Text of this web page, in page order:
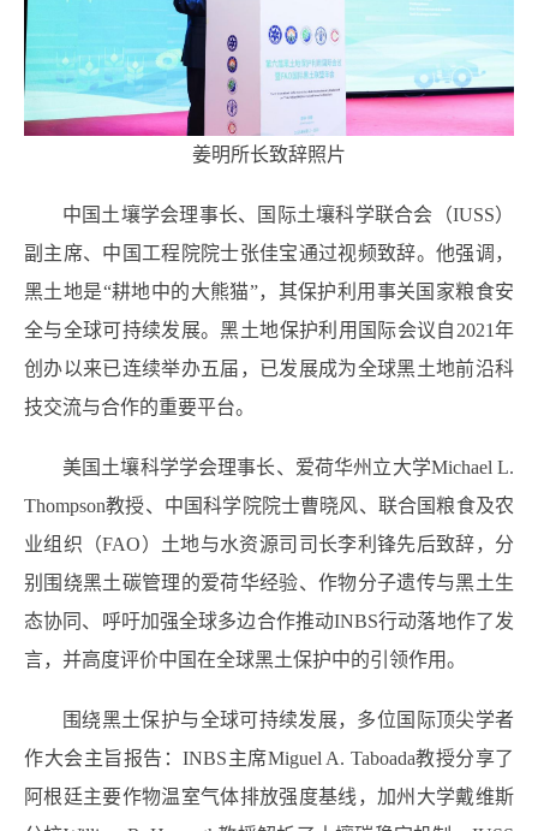
姜明所长致辞照片
中国土壤学会理事长、国际土壤科学联合会（IUSS）
副主席、中国工程院院士张佳宝通过视频致辞。他强调，
黑土地是“耕地中的大熊猫”，其保护利用事关国家粮食安
全与全球可持续发展。黑土地保护利用国际会议自2021年
创办以来已连续举办五届，已发展成为全球黑土地前沿科
技交流与合作的重要平台。
美国土壤科学学会理事长、爱荷华州立大学Michael L.
Thompson教授、中国科学院院士曹晓风、联合国粮食及农
业组织（FAO）土地与水资源司司长李利锋先后致辞，分
别围绕黑土碳管理的爱荷华经验、作物分子遗传与黑土生
态协同、呼吁加强全球多边合作推动INBS行动落地作了发
言，并高度评价中国在全球黑土保护中的引领作用。
围绕黑土保护与全球可持续发展，多位国际顶尖学者
作大会主旨报告：INBS主席Miguel A. Taboada教授分享了
阿根廷主要作物温室气体排放强度基线，加州大学戴维斯